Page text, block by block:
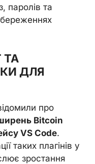
паролів та
ТА
ДЛЯ
про
Bitcoin
VS Code.
таких плагінів у
зростання